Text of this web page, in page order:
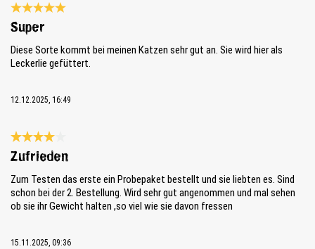
Bewertung mit 5 von 5 Sternen
Super
Diese Sorte kommt bei meinen Katzen sehr gut an. Sie wird hier als
Leckerlie gefüttert.
12.12.2025, 16:49
Bewertung mit 4 von 5 Sternen
Zufrieden
Zum Testen das erste ein Probepaket bestellt und sie liebten es. Sind
schon bei der 2. Bestellung. Wird sehr gut angenommen und mal sehen
ob sie ihr Gewicht halten ,so viel wie sie davon fressen
15.11.2025, 09:36